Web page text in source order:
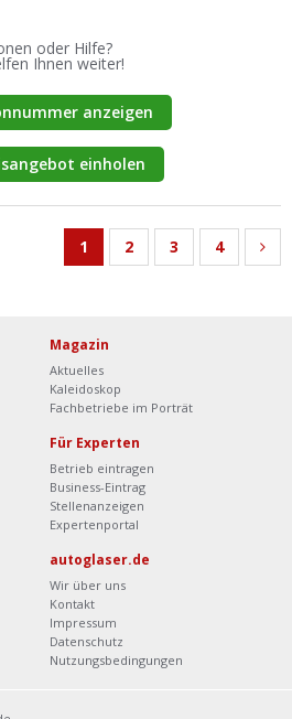
oder Hilfe?
Ihnen weiter!
anzeigen
einholen
1 2 3 4
Magazin
Aktuelles
Kaleidoskop
Fachbetriebe im Porträt
Für Experten
Betrieb eintragen
Business-Eintrag
Stellenanzeigen
Expertenportal
autoglaser.de
Wir über uns
Kontakt
Impressum
Datenschutz
Nutzungsbedingungen